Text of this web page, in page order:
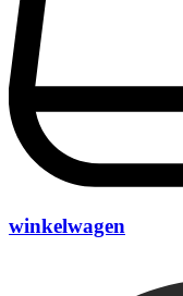
winkelwagen